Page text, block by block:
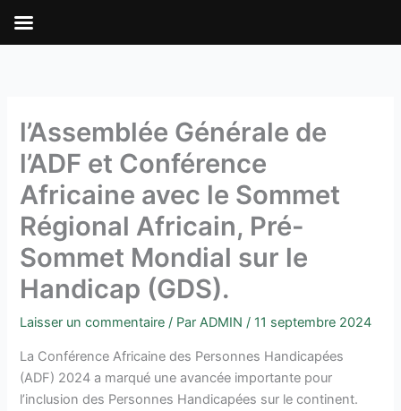
l’Assemblée Générale de
l’ADF et Conférence
Africaine avec le Sommet
Régional Africain, Pré-
Sommet Mondial sur le
Handicap (GDS).
Laisser un commentaire / ParADMIN/ 11 septembre 2024
La Conférence Africaine des Personnes Handicapées
(ADF) 2024 a marqué une avancée importante pour
l’inclusion des Personnes Handicapées sur le continent.